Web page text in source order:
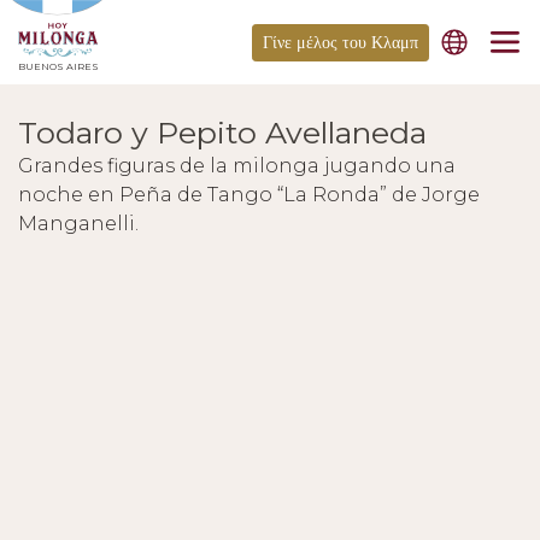
BUENOS AIRES
Γίνε μέλος του Κλαμπ
Todaro y Pepito Avellaneda
Grandes figuras de la milonga jugando una
noche en Peña de Tango “La Ronda” de Jorge
Manganelli.